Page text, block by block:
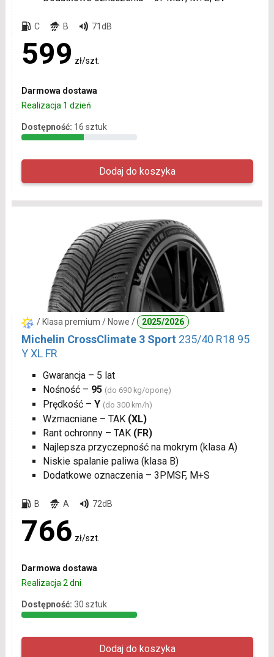
C B 71dB
599 zł/szt.
Darmowa dostawa
Realizacja 1 dzień
Dostępność: 16 sztuk
/ Klasa premium / Nowe / 2025/2026
Michelin CrossClimate 3 Sport 235/40 R18 95
Y XL FR
Gwarancja – 5 lat
Nośność – 95 (do 690 kg/oponę)
Prędkość – Y (do 300 km/h)
Wzmacniane – TAK (XL)
Rant ochronny – TAK (FR)
Najlepsza przyczepność na mokrym (klasa A)
Niskie spalanie paliwa (klasa B)
Dodatkowe oznaczenia – 3PMSF, M+S
B A 72dB
766 zł/szt.
Darmowa dostawa
Realizacja 2 dni
Dostępność: 30 sztuk